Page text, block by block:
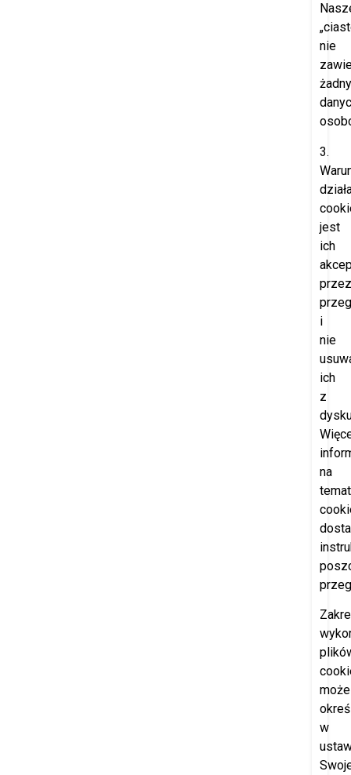
nie
3.
jest
ich
przez
i
nie
ich
z
na
temat
w